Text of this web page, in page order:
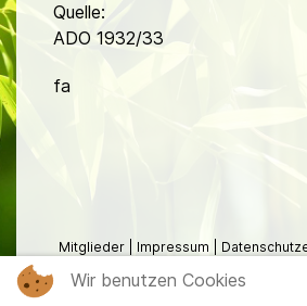
Quelle:
ADO 1932/33
fa
Mitglieder Impressum
Wir benutzen Cookies